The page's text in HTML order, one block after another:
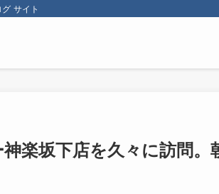
サイト
楽坂下店を久々に訪問